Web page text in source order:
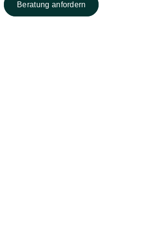
Beratung anfordern